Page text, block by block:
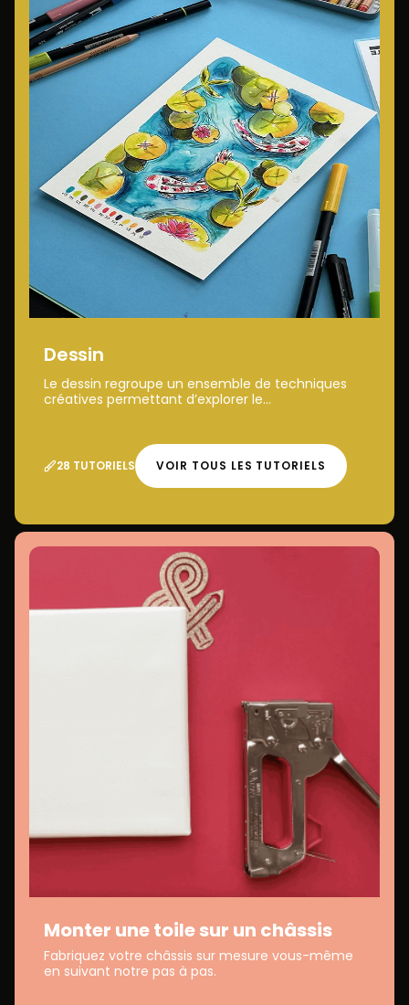
Dessin
Le dessin regroupe un ensemble de techniques
créatives permettant d’explorer le...
28 TUTORIELS VOIR TOUS LES TUTORIELS
Monter une toile sur un châssis
Fabriquez votre châssis sur mesure vous-même
en suivant notre pas à pas.